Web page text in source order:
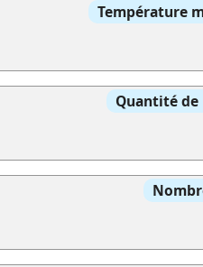
Température
Quantité